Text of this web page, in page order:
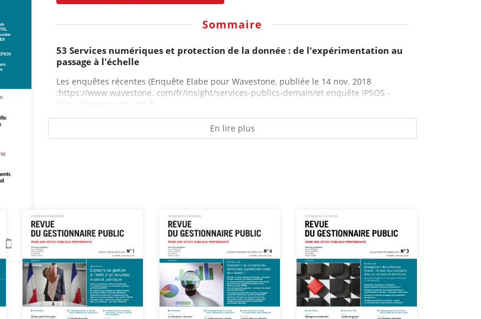
Sommaire
53 Services numériques et protection de la donnée : de l'expérimentation au
passage à l'échelle
Les enquêtes récentes (Enquête Elabe pour Wavestone, publiée le 14 nov. 2018
:https://www.wavestone. com/fr/insight/services-publics-demain/et enquête IPSOS -
https://www.ipsos.com/fr-...
En lire plus